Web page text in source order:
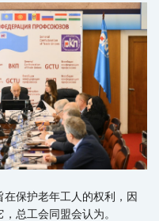
保护老年工人的权利，因
总工会同盟会认为。